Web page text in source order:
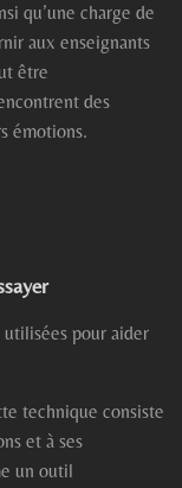
qu’une charge de
aux enseignants
être
des
émotions.
pour aider
technique consiste
et à ses
un outil